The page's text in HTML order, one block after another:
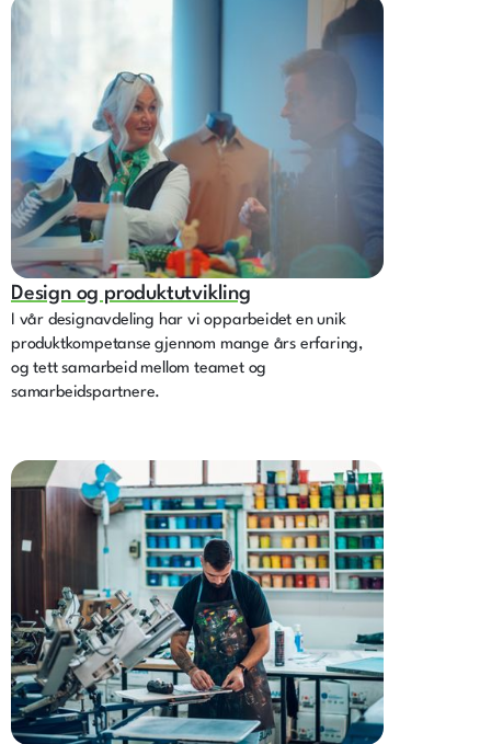
Design og produktutvikling
I vår designavdeling har vi opparbeidet en unik
produktkompetanse gjennom mange års erfaring,
og tett samarbeid mellom teamet og
samarbeidspartnere.